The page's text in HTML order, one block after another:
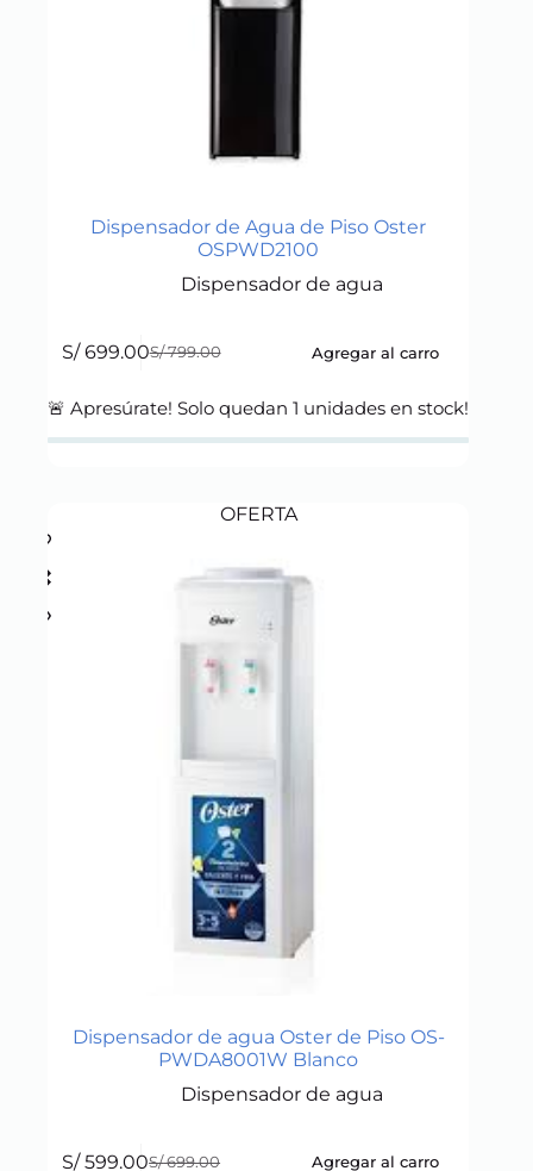
Dispensador de Agua de Piso Oster
OSPWD2100
Dispensador de agua
S/799.00
Original
was:
S/699.00Current
is:
Agregar al carro
🚨 Apresúrate! Solo quedan1 unidades en stock!
OFERTA
Dispensador de agua Oster de Piso OS-
PWDA8001W Blanco
Dispensador de agua
S/699.00
S/599.00 Agregar al carro